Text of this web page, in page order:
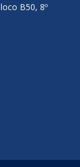
B50, 8º